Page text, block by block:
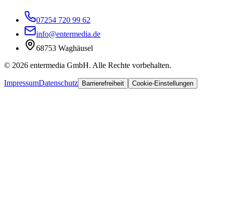
07254 720 99 62
info@entermedia.de
68753 Waghäusel
© 2026 entermedia GmbH. Alle Rechte vorbehalten.
ImpressumDatenschutz Barrierefreiheit Cookie-Einstellungen